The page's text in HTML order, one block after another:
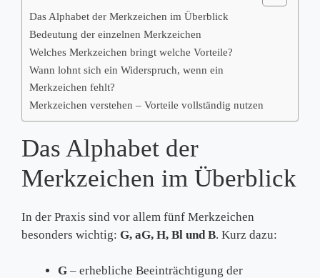
Das Alphabet der Merkzeichen im Überblick
Bedeutung der einzelnen Merkzeichen
Welches Merkzeichen bringt welche Vorteile?
Wann lohnt sich ein Widerspruch, wenn ein
Merkzeichen fehlt?
Merkzeichen verstehen – Vorteile vollständig nutzen
Das Alphabet der
Merkzeichen im Überblick
In der Praxis sind vor allem fünf Merkzeichen
besonders wichtig: G, aG, H, Bl und B. Kurz dazu:
G – erhebliche Beeinträchtigung der